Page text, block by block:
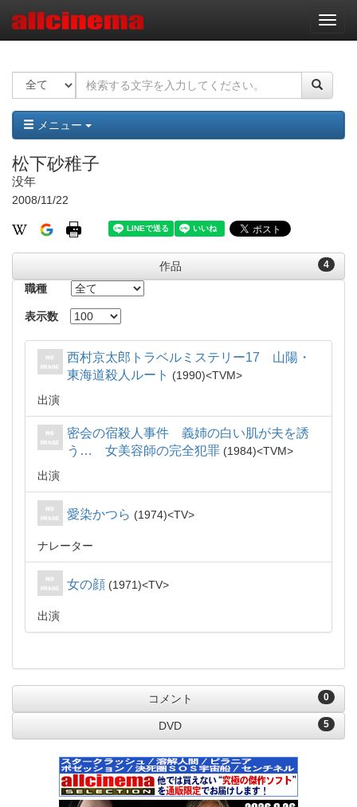
ナ
ビ
ー
ョ
ン
メニュー
松下砂稚子
没年
2008/11/22
4
作品
職種
表示数
西村京太郎トラベルミステリー17 山陽・
東海道殺人ルート
1990
TVM
出演
密会の宿殺人事件 義姉の白い肌が夫を誘
う… 女美容師の完全犯罪
1984
TVM
出演
愛染かつら 1974 TV
ナレーター
女の顔 1971 TV
出演
0
コメント
5
DVD